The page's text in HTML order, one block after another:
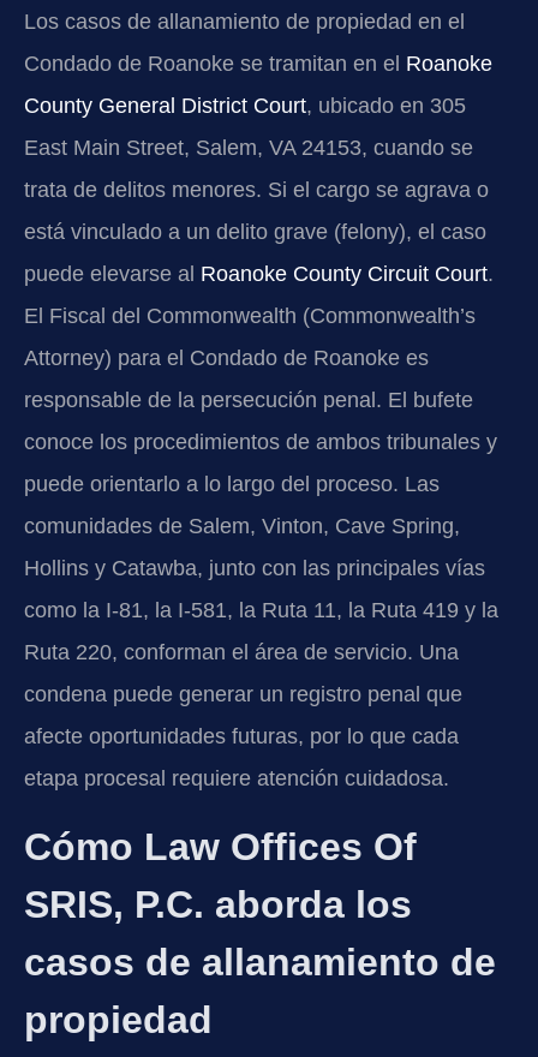
Los casos de allanamiento de propiedad en el
Condado de Roanoke se tramitan en el Roanoke
County General District Court, ubicado en 305
East Main Street, Salem, VA 24153, cuando se
trata de delitos menores. Si el cargo se agrava o
está vinculado a un delito grave (felony), el caso
puede elevarse al Roanoke County Circuit Court.
El Fiscal del Commonwealth (Commonwealth’s
Attorney) para el Condado de Roanoke es
responsable de la persecución penal. El bufete
conoce los procedimientos de ambos tribunales y
puede orientarlo a lo largo del proceso. Las
comunidades de Salem, Vinton, Cave Spring,
Hollins y Catawba, junto con las principales vías
como la I-81, la I-581, la Ruta 11, la Ruta 419 y la
Ruta 220, conforman el área de servicio. Una
condena puede generar un registro penal que
afecte oportunidades futuras, por lo que cada
etapa procesal requiere atención cuidadosa.
Cómo Law Offices Of
SRIS, P.C. aborda los
casos de allanamiento de
propiedad